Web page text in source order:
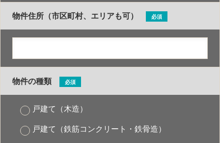
物件住所（市区町村、エリアも可） 必須
物件の種類 必須
戸建て（木造）
戸建て（鉄筋コンクリート・鉄骨造）